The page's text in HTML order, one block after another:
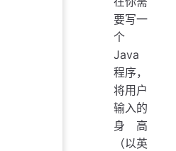
要写一
个
Java
程序，
将用户
输入的
身高
（以英